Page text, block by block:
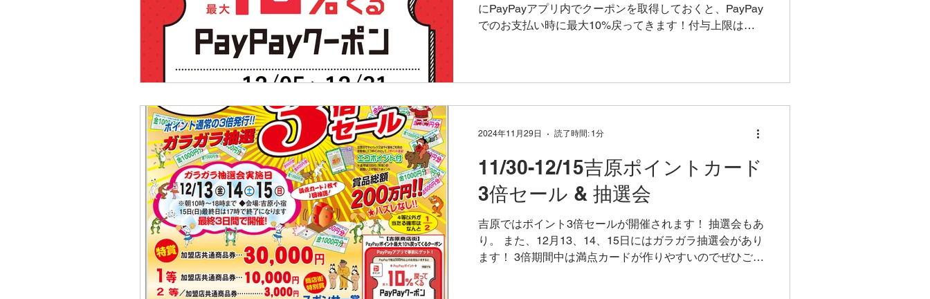
にPayPayアプリ内でクーポンを取得しておくと、PayPay
でのお支払い時に最大10%戻ってきます！付与上限は最
11/30-12/15吉原ポイントカード
3倍セール & 抽選会
吉原ではポイント3倍セールが開催されます！ 抽選会もあ
り。 また、12月13、14、15日にはガラガラ抽選会があり
ます！ 3倍期間中は満点カードが作りやすいのでぜひご参
2024年11月29日 読了時間: 1分